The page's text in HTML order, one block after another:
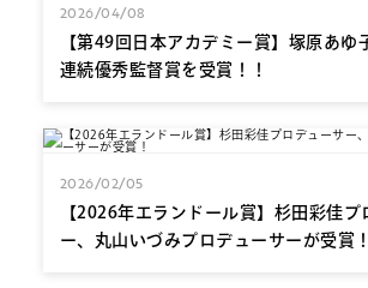
2026/04/08
【第49回日本アカデミー賞】塚原あゆ
連続優秀監督賞を受賞！！
2026/02/05
【2026年エランドール賞】杉田彩佳プ
ー、丸山いづみプロデューサーが受賞！